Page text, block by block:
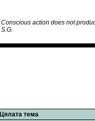
Conscious action does not
S.G.
Цялата тема